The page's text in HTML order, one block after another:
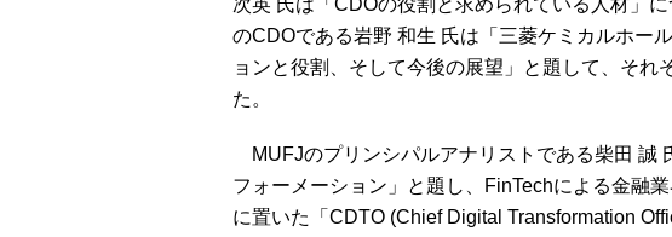
次英 氏は「CDOの役割と求められている人材」
のCDOである岩野 和生 氏は「三菱ケミカルホー
ョンと役割、そして今後の展望」と題して、それ
た。
MUFJのプリンシパルアナリストである柴田 誠
フォーメーション」と題し、FinTechによる金融
に置いた「CDTO (Chief Digital Transformation